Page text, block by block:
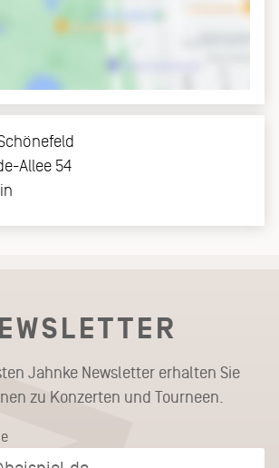
Allee 54
Jahnke Newsletter erhalten Sie
zu Konzerten und Tourneen.